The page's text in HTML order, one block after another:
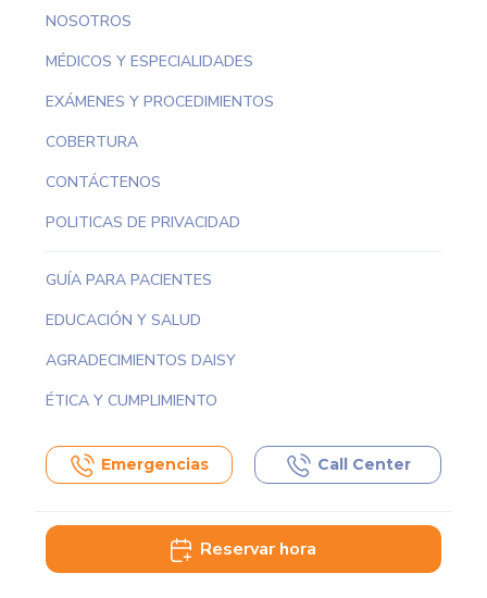
NOSOTROS
MÉDICOS Y ESPECIALIDADES
EXÁMENES Y PROCEDIMIENTOS
COBERTURA
CONTÁCTENOS
POLITICAS DE PRIVACIDAD
GUÍA PARA PACIENTES
EDUCACIÓN Y SALUD
AGRADECIMIENTOS DAISY
ÉTICA Y CUMPLIMIENTO
Emergencias Call Center
Reservar hora